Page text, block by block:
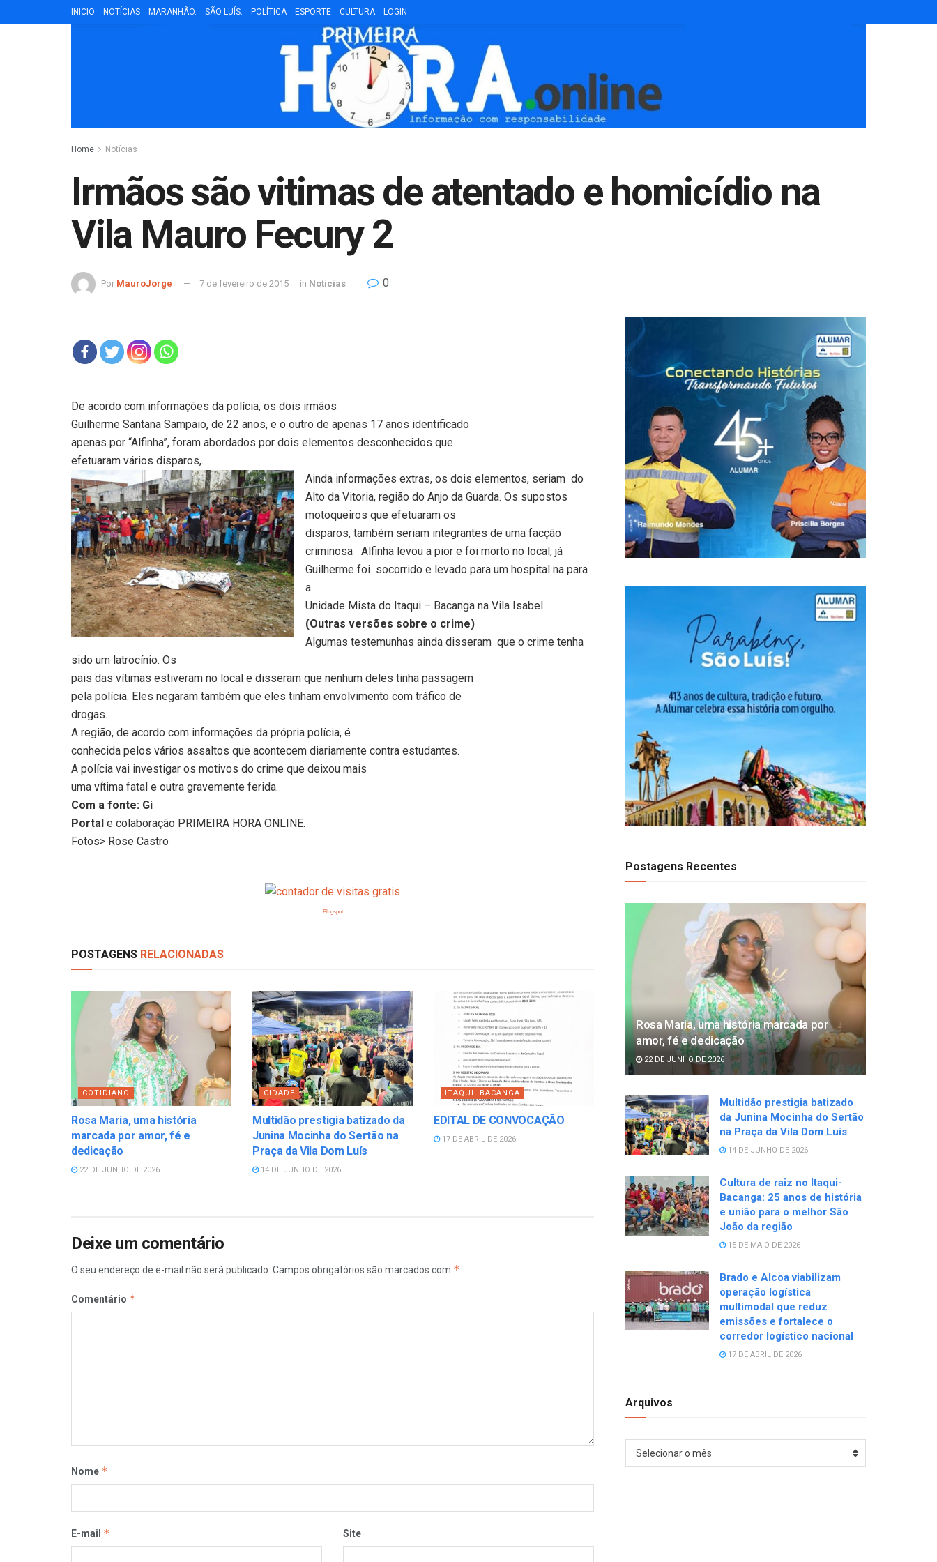
INICIO NOTÍCIAS MARANHÃO. SÃO LUÍS. POLÍTICA ESPORTE CULTURA LOGIN
Home Notícias
Irmãos são vitimas de atentado e homicídio na
Vila Mauro Fecury 2
Por MauroJorge 7 de fevereiro de 2015 in Notícias 0
De acordo com informações da polícia, os dois irmãos
Guilherme Santana Sampaio, de 22 anos, e o outro de apenas 17 anos identificado
apenas por “Alfinha”, foram abordados por dois elementos desconhecidos que
efetuaram vários disparos,.
Ainda informações extras, os dois elementos, seriam do
Alto da Vitoria, região do Anjo da Guarda. Os supostos
motoqueiros que efetuaram os
disparos, também seriam integrantes de uma facção
criminosa
Alfinha levou a pior e foi morto no local, já
Guilherme foi socorrido e levado para um hospital na para
a
Unidade Mista do Itaqui – Bacanga na Vila Isabel
(Outras versões sobre o crime)
Algumas testemunhas ainda disseram que o crime tenha
sido um latrocínio. Os
pais das vítimas estiveram no local e disseram que nenhum deles tinha passagem
pela polícia. Eles negaram também que eles tinham envolvimento com tráfico de
drogas.
A região, de acordo com informações da própria polícia, é
conhecida pelos vários assaltos que acontecem diariamente contra estudantes.
A polícia vai investigar os motivos do crime que deixou mais
uma vítima fatal e outra gravemente ferida.
Com a fonte: Gi
Portal e colaboração PRIMEIRA HORA ONLINE.
Fotos> Rose Castro
Blogspot
POSTAGENS RELACIONADAS
COTIDIANO
Rosa Maria, uma história
marcada por amor, fé e
dedicação
22 DE JUNHO DE 2026
CIDADE
Multidão prestigia batizado da
Junina Mocinha do Sertão na
Praça da Vila Dom Luís
14 DE JUNHO DE 2026
ITAQUI- BACANGA
EDITAL DE CONVOCAÇÃO
17 DE ABRIL DE 2026
Deixe um comentário
O seu endereço de e-mail não será publicado. Campos obrigatórios são marcados com *
Comentário *
Nome *
E-mail * Site
Postagens Recentes
Rosa Maria, uma história marcada por
amor, fé e dedicação
22 DE JUNHO DE 2026
Multidão prestigia batizado
da Junina Mocinha do Sertão
na Praça da Vila Dom Luís
14 DE JUNHO DE 2026
Cultura de raiz no Itaqui-
Bacanga: 25 anos de história
e união para o melhor São
João da região
15 DE MAIO DE 2026
Brado e Alcoa viabilizam
operação logística
multimodal que reduz
emissões e fortalece o
corredor logístico nacional
17 DE ABRIL DE 2026
Arquivos
Arquivos
Selecionar o mês